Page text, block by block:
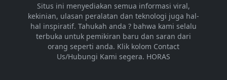
Situs ini menyediakan semua informasi viral,
kekinian, ulasan peralatan dan teknologi juga hal-
hal inspiratif. Tahukah anda ? bahwa kami selalu
terbuka untuk pemikiran baru dan saran dari
orang seperti anda. Klik kolom Contact
Us/Hubungi Kami segera. HORAS